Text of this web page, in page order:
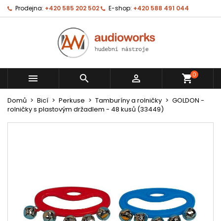
Prodejna: +420 585 202 502 E-shop: +420 588 491 044
   shopping_cart0
Domů Bicí Perkuse Tamburíny a rolničky
GOLDON -
rolničky s plastovým držadlem - 48 kusů (33449)